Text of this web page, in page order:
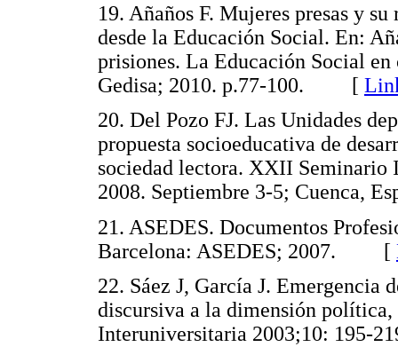
19. Añaños F. Mujeres presas y
desde la Educación Social. En:
prisiones. La Educación Social
Gedisa; 2010. p.77-100. [
20. Del Pozo FJ. Las Unidades
propuesta socioeducativa de
sociedad lectora. XXII Seminario
2008. Septiembre 3-5;
21. ASEDES. Documentos
Barcelona: ASEDES; 2007. [
22. Sáez J, García J. Emergencia
discursiva a la dimensión
Interuniversitaria 2003;10: